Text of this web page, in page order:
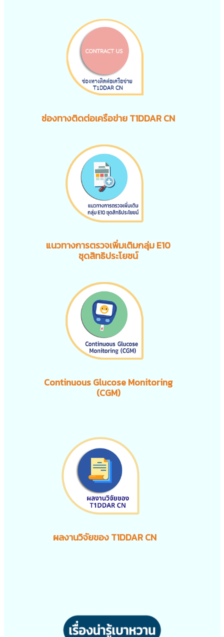
ช่องทางติดต่อเครือข่าย T1DDAR CN
แนวทางการตรวจเพิ่มเติมกลุ่ม E10
ชุดสิทธิประโยชน์
Continuous Glucose Monitoring
(CGM)
ผลงานวิจัยของ T1DDAR CN